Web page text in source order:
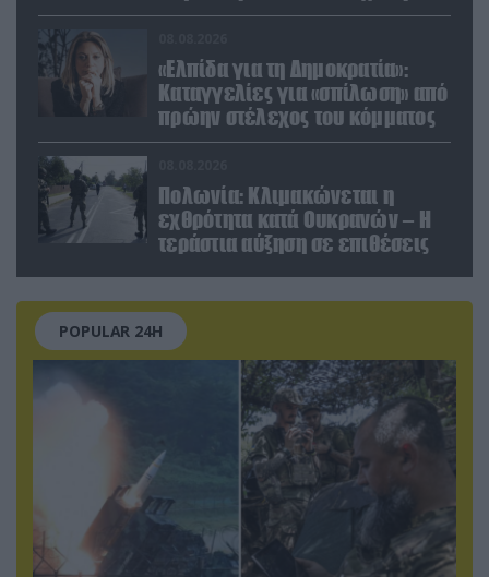
εργοστάσιο των Flamingo
«Ελπίδα για τη Δημοκρατία»:
Καταγγελίες για «σπίλωση» από
πρώην στέλεχος του κόμματος
Πολωνία: Κλιμακώνεται η
εχθρότητα κατά Ουκρανών – Η
τεράστια αύξηση σε επιθέσεις
POPULAR 24H